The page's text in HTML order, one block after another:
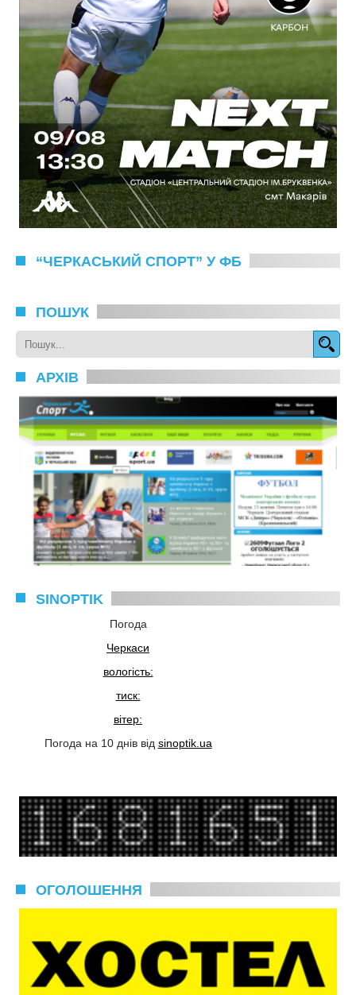
“ЧЕРКАСЬКИЙ СПОРТ” У ФБ
ПОШУК
АРХІВ
SINOPTIK
Погода
Черкаси
вологість:
тиск:
вітер:
Погода на 10 днів від sinoptik.ua
ОГОЛОШЕННЯ